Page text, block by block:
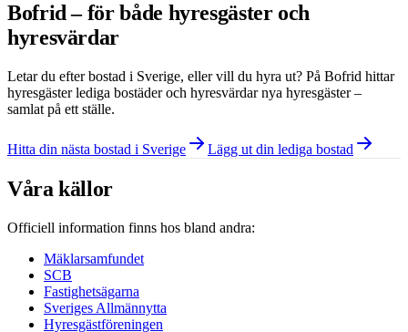
Bofrid – för både hyresgäster och
hyresvärdar
Letar du efter bostad i Sverige, eller vill du hyra ut? På Bofrid hittar
hyresgäster lediga bostäder och hyresvärdar nya hyresgäster –
samlat på ett ställe.
Hitta din nästa bostad i Sverige Lägg ut din lediga bostad
Våra källor
Officiell information finns hos bland andra:
Mäklarsamfundet
SCB
Fastighetsägarna
Sveriges Allmännytta
Hyresgästföreningen